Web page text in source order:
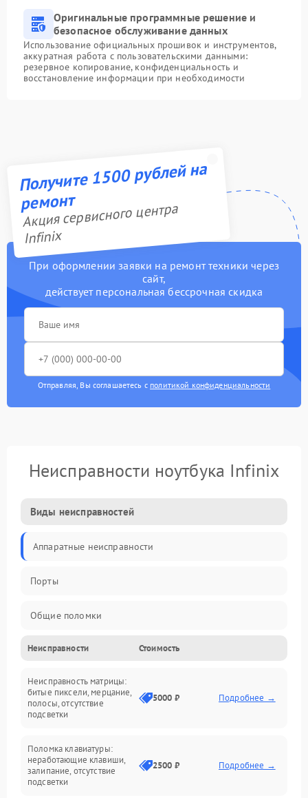
Оригинальные программные решение и
безопасное обслуживание данных
Использование официальных прошивок и инструментов,
аккуратная работа с пользовательскими данными:
резервное копирование, конфиденциальность и
восстановление информации при необходимости
Получите 1500 рублей на
ремонт
Акция сервисного центра
Infinix
При оформлении заявки на ремонт техники через
сайт,
действует персональная бессрочная скидка
Отправляя, Вы соглашаетесь с политикой конфиденциальности
Неисправности ноутбука Infinix
Виды неисправностей
Аппаратные неисправности
Порты
Общие поломки
Устройства
Программные ошибки
Электрические и системные сбои
Интерфейсные проблемы
Батарея
Неисправности Стоимость
Неисправность матрицы:
битые пиксели, мерцание,
полосы, отсутствие
подсветки
5000 ₽ Подробнее →
Поломка клавиатуры:
неработающие клавиши,
залипание, отсутствие
подсветки
2500 ₽ Подробнее →